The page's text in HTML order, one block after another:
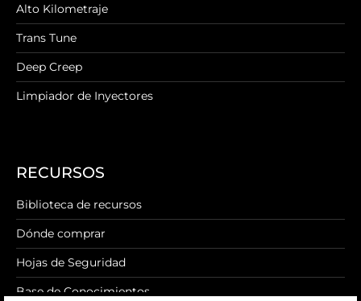
Alto Kilometraje
Trans Tune
Deep Creep
Limpiador de Inyectores
RECURSOS
Biblioteca de recursos
Dónde comprar
Hojas de Seguridad
Base de Conocimientos